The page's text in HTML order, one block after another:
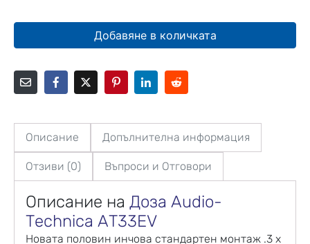
Добавяне в количката
Описание Допълнителна информация
Отзиви (0) Въпроси и Отговори
Описание на Доза Audio-
Technica AT33EV
Новата половин инчова стандартен монтаж .3 x